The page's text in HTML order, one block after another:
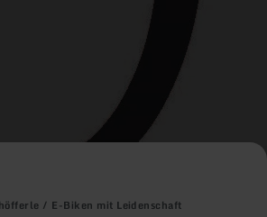
/ E-Biken mit Leidenschaft